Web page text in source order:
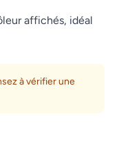
affichés, idéal
à vérifier une